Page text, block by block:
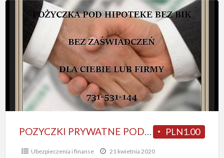
POZYCZKI
PRYWATNE
ZASTAW
NIERUCHOMOSCI/oddluzenia
PLN1.00
Ubezpieczenia i finanse 21 kwietnia 2020